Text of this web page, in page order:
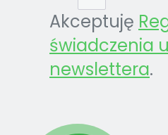
Akceptuję
świadczenia
newslettera.